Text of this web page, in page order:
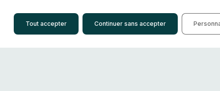
Tout accepter Continuer sans accepter